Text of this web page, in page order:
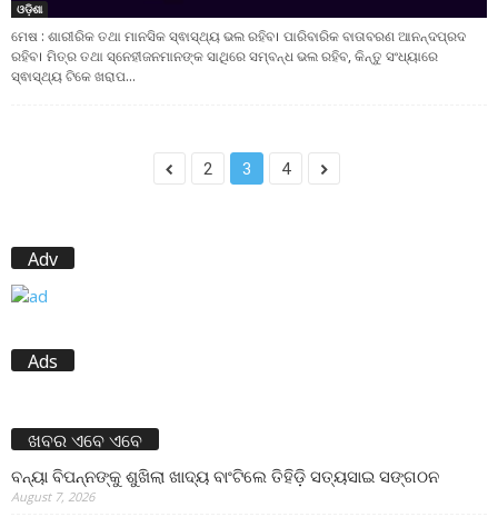
ଓଡ଼ିଶା
ମେଷ : ଶାରୀରିକ ତଥା ମାନସିକ ସ୍ଵାସ୍ଥ୍ୟ ଭଲ ରହିବ। ପାରିବାରିକ ବାତାବରଣ ଆନନ୍ଦପ୍ରଦ
ରହିବ। ମିତ୍ର ତଥା ସ୍ନେହୀଜନମାନଙ୍କ ସାଥିରେ ସମ୍ବନ୍ଧ ଭଲ ରହିବ, କିନ୍ତୁ ସଂଧ୍ୟାରେ
ସ୍ଵାସ୍ଥ୍ୟ ଟିକେ ଖରାପ...
2 3 4
Adv
Ads
ଖବର ଏବେ ଏବେ
ବନ୍ୟା ବିପନ୍ନଙ୍କୁ ଶୁଖିଲା ଖାଦ୍ୟ ବାଂଟିଲେ ତିହିଡି଼ ସତ୍ୟସାଇ ସଙ୍ଗଠନ
August 7, 2026